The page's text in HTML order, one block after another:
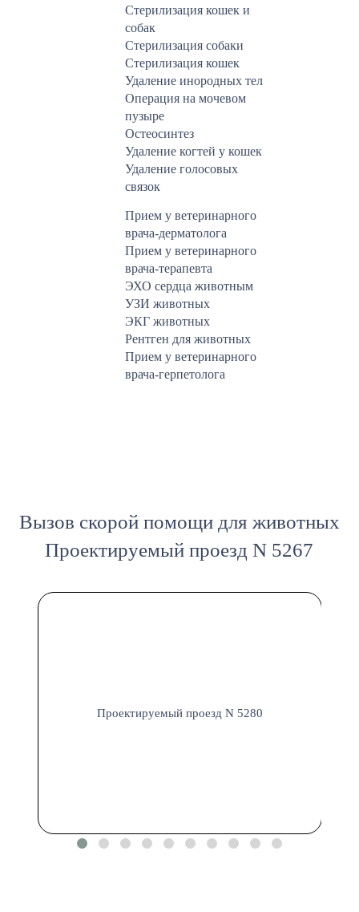
Стерилизация кошек и
собак
Стерилизация собаки
Стерилизация кошек
Удаление инородных тел
Операция на мочевом
пузыре
Остеосинтез
Удаление когтей у кошек
Удаление голосовых
связок
Прием у ветеринарного
врача-дерматолога
Прием у ветеринарного
врача-терапевта
ЭХО сердца животным
УЗИ животных
ЭКГ животных
Рентген для животных
Прием у ветеринарного
врача-герпетолога
Вызов скорой помощи для животных
Проектируемый проезд N 5267
Проектируемый проезд N 5280